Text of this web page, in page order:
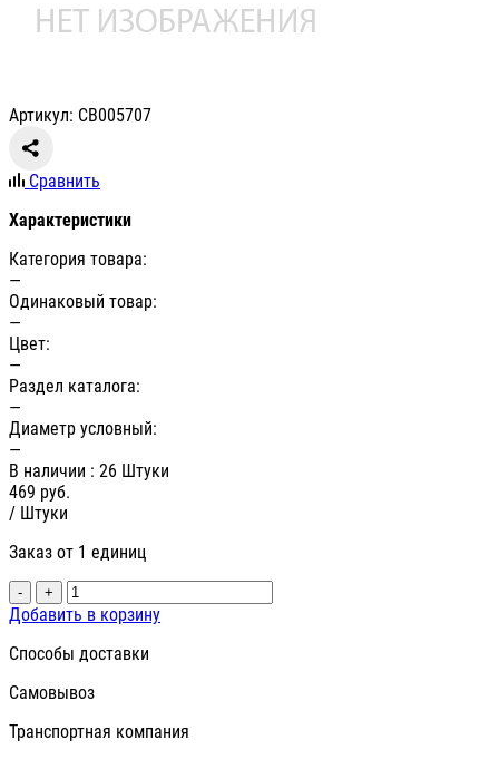
Артикул: СВ005707
Сравнить
Характеристики
Категория товара:
—
Одинаковый товар:
—
Цвет:
—
Раздел каталога:
—
Диаметр условный:
—
В наличии : 26 Штуки
469 руб.
/ Штуки
Заказ от 1 единиц
- +
Добавить в корзину
Способы доставки
Самовывоз
Транспортная компания